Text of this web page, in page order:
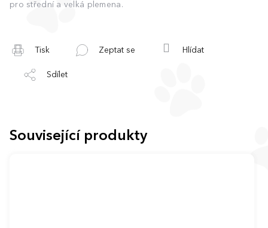
pro střední a velká plemena.
Tisk Zeptat se Hlídat
Sdílet
Související produkty